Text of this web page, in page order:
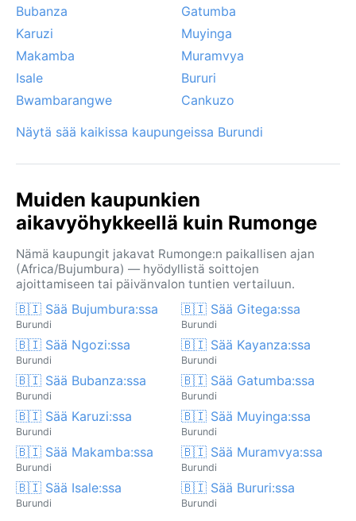
sadekuuro on ennemmin virkistävä kuin häiritsevä.
Bubanza
Gatumba
Karuzi
Muyinga
Makamba
Muramvya
Isale
Bururi
Bwambarangwe
Cankuzo
Näytä sää kaikissa kaupungeissa Burundi
Muiden kaupunkien
aikavyöhykkeellä kuin Rumonge
Nämä kaupungit jakavat Rumonge:n paikallisen ajan
(Africa/Bujumbura) — hyödyllistä soittojen
ajoittamiseen tai päivänvalon tuntien vertailuun.
🇧🇮 Sää Bujumbura:ssa
Burundi
🇧🇮 Sää Gitega:ssa
Burundi
🇧🇮 Sää Ngozi:ssa
Burundi
🇧🇮 Sää Kayanza:ssa
Burundi
🇧🇮 Sää Bubanza:ssa
Burundi
🇧🇮 Sää Gatumba:ssa
Burundi
🇧🇮 Sää Karuzi:ssa
Burundi
🇧🇮 Sää Muyinga:ssa
Burundi
🇧🇮 Sää Makamba:ssa
Burundi
🇧🇮 Sää Muramvya:ssa
Burundi
🇧🇮 Sää Isale:ssa
Burundi
🇧🇮 Sää Bururi:ssa
Burundi